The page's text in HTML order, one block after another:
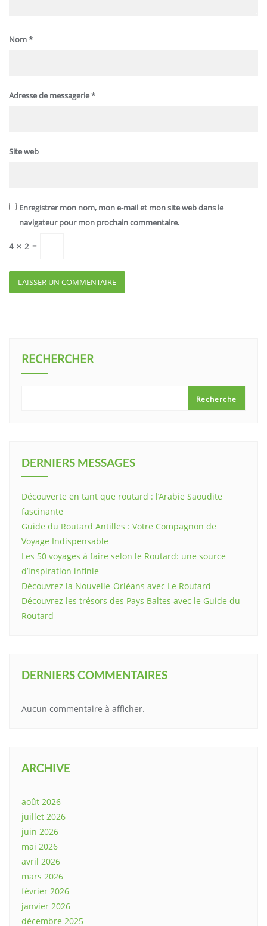
Nom*
Adresse de messagerie*
Site web
Enregistrer mon nom, mon e-mail et mon site web dans le
navigateur pour mon prochain commentaire.
4 × 2 =
RECHERCHER
Recherche
DERNIERS MESSAGES
Découverte en tant que routard : l’Arabie Saoudite
fascinante
Guide du Routard Antilles : Votre Compagnon de
Voyage Indispensable
Les 50 voyages à faire selon le Routard: une source
d’inspiration infinie
Découvrez la Nouvelle-Orléans avec Le Routard
Découvrez les trésors des Pays Baltes avec le Guide du
Routard
DERNIERS COMMENTAIRES
Aucun commentaire à afficher.
ARCHIVE
août 2026
juillet 2026
juin 2026
mai 2026
avril 2026
mars 2026
février 2026
janvier 2026
décembre 2025